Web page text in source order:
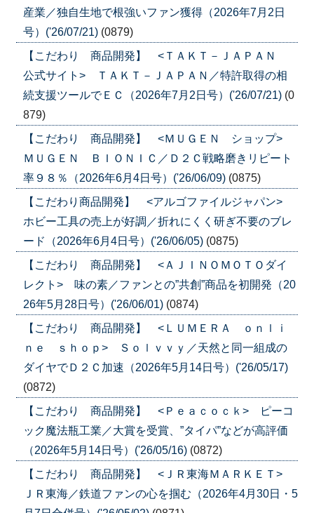
産業／独自生地で根強いファン獲得（2026年7月2日
号）('26/07/21) (0879)
【こだわり 商品開発】 <ＴＡＫＴ－ＪＡＰＡＮ
公式サイト> ＴＡＫＴ－ＪＡＰＡＮ／特許取得の相
続支援ツールでＥＣ（2026年7月2日号）('26/07/21) (0
879)
【こだわり 商品開発】 <ＭＵＧＥＮ ショップ>
ＭＵＧＥＮ ＢＩＯＮＩＣ／Ｄ２Ｃ戦略磨きリピート
率９８％（2026年6月4日号）('26/06/09) (0875)
【こだわり商品開発】 <アルゴファイルジャパン>
ホビー工具の売上が好調／折れにくく研ぎ不要のブレ
ード（2026年6月4日号）('26/06/05) (0875)
【こだわり 商品開発】 <ＡＪＩＮＯＭＯＴＯダイ
レクト> 味の素／ファンとの”共創”商品を初開発（20
26年5月28日号）('26/06/01) (0874)
【こだわり 商品開発】 <ＬＵＭＥＲＡ ｏｎｌｉ
ｎｅ ｓｈｏｐ> Ｓｏｌｖｖｙ／天然と同一組成の
ダイヤでＤ２Ｃ加速（2026年5月14日号）('26/05/17)
(0872)
【こだわり 商品開発】 <Ｐｅａｃｏｃｋ> ピーコ
ック魔法瓶工業／大賞を受賞、”タイパ”などが高評価
（2026年5月14日号）('26/05/16) (0872)
【こだわり 商品開発】 <ＪＲ東海ＭＡＲＫＥＴ>
ＪＲ東海／鉄道ファンの心を掴む（2026年4月30日・5